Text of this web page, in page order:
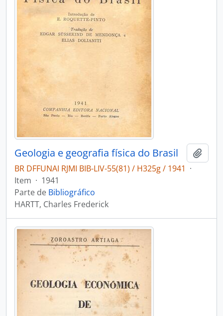
Geologia e geografia física do Brasil
BR DFFUNAI RJMI BIB-LIV-55(81) / H325g / 1941 ·
Item · 1941
Parte de Bibliográfico
HARTT, Charles Frederick